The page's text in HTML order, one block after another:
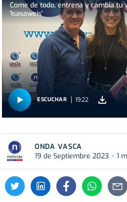
Come de todo, entrena y cambia tu
'Isasaweis'
ESCUCHAR 19:22
ONDA VASCA
19 de Septiembre 2023
1